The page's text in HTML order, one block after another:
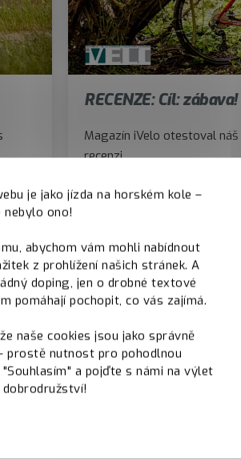
je jako jízda na horském kole –
ono!
abychom vám mohli nabídnout
z prohlížení našich stránek. A
doping, jen o drobné textové
pomáhají pochopit, co vás zajímá.
naše cookies jsou jako správně
prostě nutnost pro pohodlnou
a pojďte s námi na výlet
RECENZE: Cíl:
Magazín iVelo otestoval náš
recenzi.
zachovává i v lehkém
jsme designovali speciálně
a 11 rychlostí s rozsahem
představ.
zachovává v každém terénu.
Už není na co čekat. Tvoje jízda